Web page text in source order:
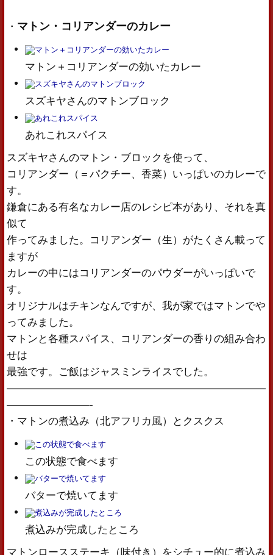
・ マトン・コリアンダーのカレー
マトン＋コリアンダーの効いたカレー
スズキヤさんのマトンブロック
あれこれスパイス
スズキヤさんのマトン・ブロックを使って、
コリアンダー（＝パクチー、香菜）いっぱいのカレーで
す。
鎌倉にある有名なカレー店のレシピ本があり、それを真
似て
作ってみました。コリアンダー（生）がたくさん載って
ますが
カレーの中にはコリアンダーのパウダーがいっぱいで
す。
オリジナルはチキンなんですが、我が家ではマトンでや
ってみました。
マトンと各種スパイス、コリアンダーの香りの組み合わ
せは
最強です。ご飯はジャスミンライスでした。
—————————————————————————
————————-
・マトンの煮込み（北アフリカ風）とクスクス
この状態で食べます
バターで焼いてます
煮込みが完成したところ
マトンロースステーキ（味付き）をシチュー的に煮込み